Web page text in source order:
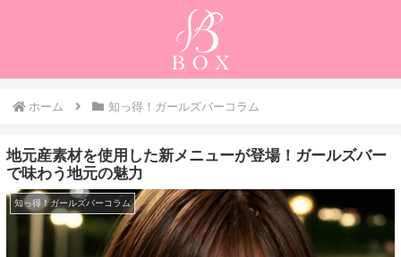
ホーム 知っ得！ガールズバーコラム
地元産素材を使用した新メニューが登場！ガールズバー
で味わう地元の魅力
知っ得！ガールズバーコラム